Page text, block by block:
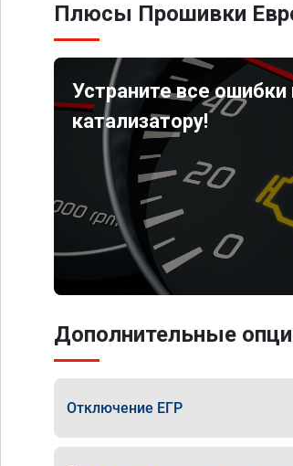
Плюсы Прошивки
Устраните все ошибки
катализатору!
Дополнительные
Отключение ЕГР